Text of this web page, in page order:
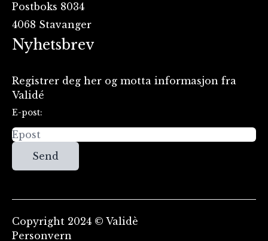
Postboks 8034
4068 Stavanger
Nyhetsbrev
Registrer deg her og motta informasjon fra
Validé
E-post:
Send
Copyright 2024 © Validè
Personvern